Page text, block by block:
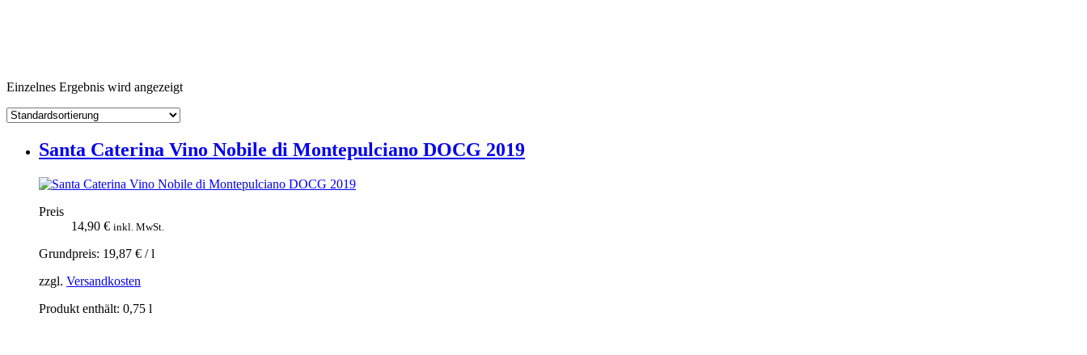
Einzelnes Ergebnis wird angezeigt
Santa Caterina Vino Nobile di Montepulciano DOCG 2019
Preis
14,90 € inkl. MwSt.
Grundpreis: 19,87 € /l
zzgl. Versandkosten
Produkt enthält: 0,75 l